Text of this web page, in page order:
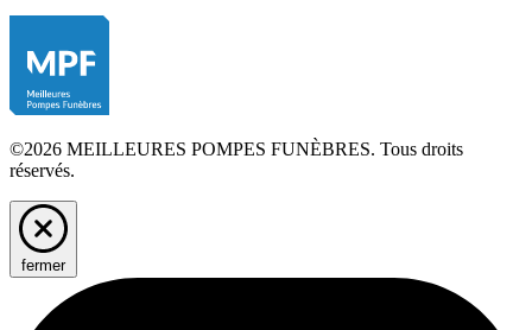
©2026 MEILLEURES POMPES FUNÈBRES. Tous droits
réservés.
fermer